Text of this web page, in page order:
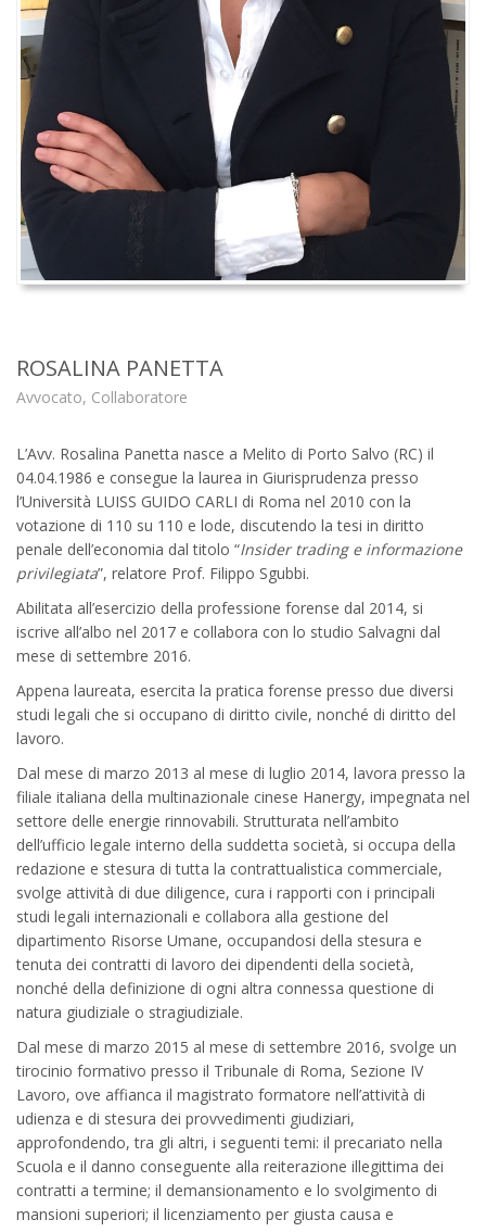
ROSALINA PANETTA
Avvocato, Collaboratore
L’Avv. Rosalina Panetta nasce a Melito di Porto Salvo (RC) il
04.04.1986 e consegue la laurea in Giurisprudenza presso
l’Università LUISS GUIDO CARLI di Roma nel 2010 con la
votazione di 110 su 110 e lode, discutendo la tesi in diritto
penale dell’economia dal titolo “Insider trading e informazione
privilegiata”, relatore Prof. Filippo Sgubbi.
Abilitata all’esercizio della professione forense dal 2014, si
iscrive all’albo nel 2017 e collabora con lo studio Salvagni dal
mese di settembre 2016.
Appena laureata, esercita la pratica forense presso due diversi
studi legali che si occupano di diritto civile, nonché di diritto del
lavoro.
Dal mese di marzo 2013 al mese di luglio 2014, lavora presso la
filiale italiana della multinazionale cinese Hanergy, impegnata nel
settore delle energie rinnovabili. Strutturata nell’ambito
dell’ufficio legale interno della suddetta società, si occupa della
redazione e stesura di tutta la contrattualistica commerciale,
svolge attività di due diligence, cura i rapporti con i principali
studi legali internazionali e collabora alla gestione del
dipartimento Risorse Umane, occupandosi della stesura e
tenuta dei contratti di lavoro dei dipendenti della società,
nonché della definizione di ogni altra connessa questione di
natura giudiziale o stragiudiziale.
Dal mese di marzo 2015 al mese di settembre 2016, svolge un
tirocinio formativo presso il Tribunale di Roma, Sezione IV
Lavoro, ove affianca il magistrato formatore nell’attività di
udienza e di stesura dei provvedimenti giudiziari,
approfondendo, tra gli altri, i seguenti temi: il precariato nella
Scuola e il danno conseguente alla reiterazione illegittima dei
contratti a termine; il demansionamento e lo svolgimento di
mansioni superiori; il licenziamento per giusta causa e